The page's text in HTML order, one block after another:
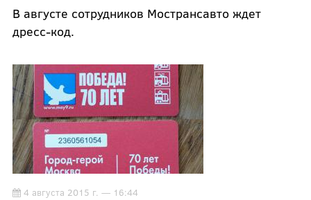
В августе сотрудников Мострансавто ждет
дресс-код.
4 августа 2015 г. — 16:44